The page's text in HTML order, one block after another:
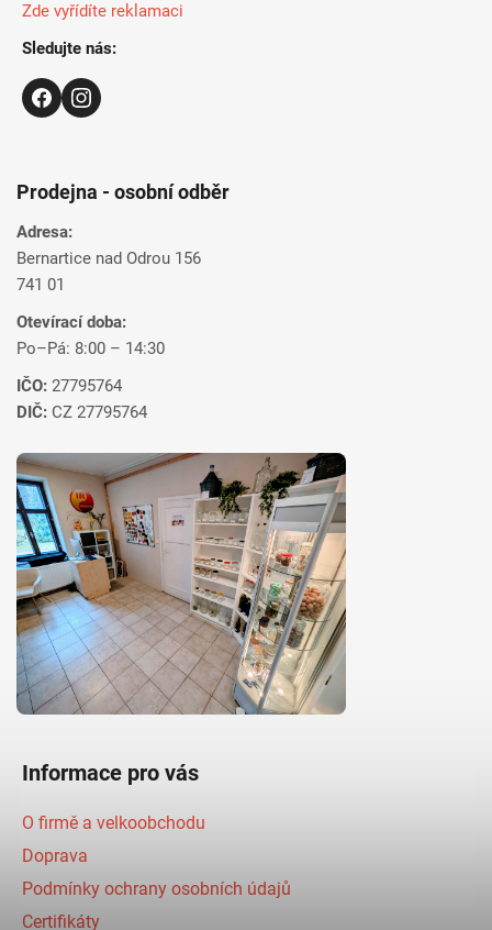
Zde vyřídíte reklamaci
Sledujte nás:
Prodejna - osobní odběr
Adresa:
Bernartice nad Odrou 156
741 01
Otevírací doba:
Po–Pá: 8:00 – 14:30
IČO: 27795764
DIČ: CZ 27795764
Informace pro vás
O firmě a velkoobchodu
Doprava
Podmínky ochrany osobních údajů
Certifikáty